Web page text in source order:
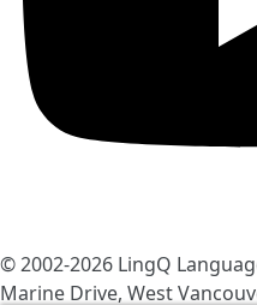
© 2002-2026 LingQ
Marine Drive, West